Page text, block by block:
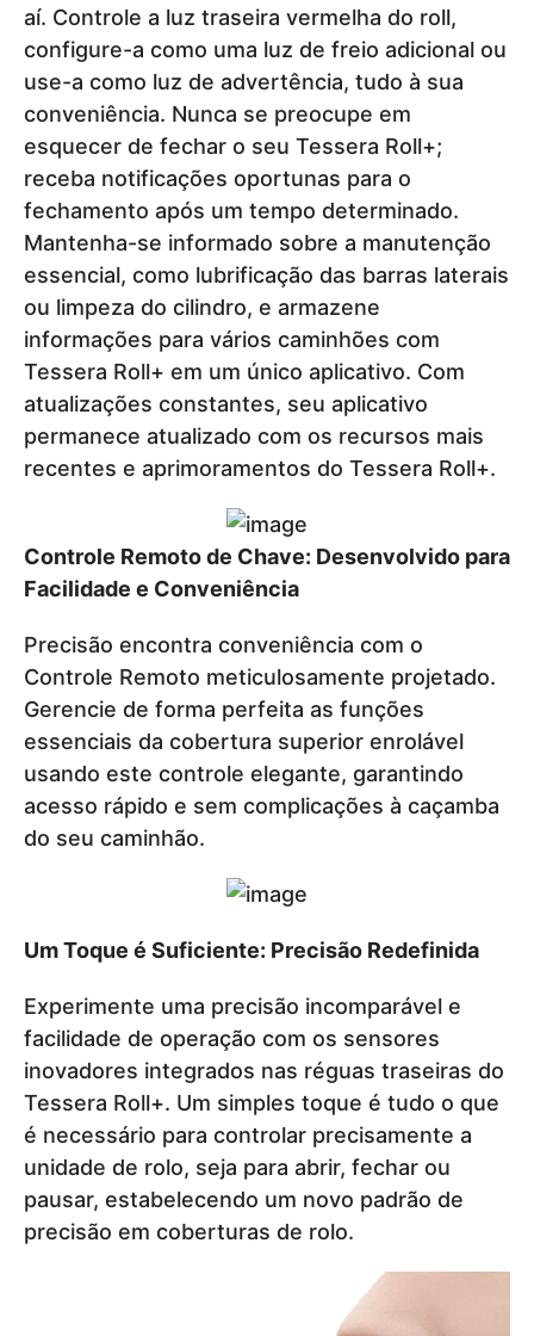
aí. Controle a luz traseira vermelha do roll,
configure-a como uma luz de freio adicional ou
use-a como luz de advertência, tudo à sua
conveniência. Nunca se preocupe em
esquecer de fechar o seu Tessera Roll+;
receba notificações oportunas para o
fechamento após um tempo determinado.
Mantenha-se informado sobre a manutenção
essencial, como lubrificação das barras laterais
ou limpeza do cilindro, e armazene
informações para vários caminhões com
Tessera Roll+ em um único aplicativo. Com
atualizações constantes, seu aplicativo
permanece atualizado com os recursos mais
recentes e aprimoramentos do Tessera Roll+.
Controle Remoto de Chave: Desenvolvido para
Facilidade e Conveniência
Precisão encontra conveniência com o
Controle Remoto meticulosamente projetado.
Gerencie de forma perfeita as funções
essenciais da cobertura superior enrolável
usando este controle elegante, garantindo
acesso rápido e sem complicações à caçamba
do seu caminhão.
Um Toque é Suficiente: Precisão Redefinida
Experimente uma precisão incomparável e
facilidade de operação com os sensores
inovadores integrados nas réguas traseiras do
Tessera Roll+. Um simples toque é tudo o que
é necessário para controlar precisamente a
unidade de rolo, seja para abrir, fechar ou
pausar, estabelecendo um novo padrão de
precisão em coberturas de rolo.